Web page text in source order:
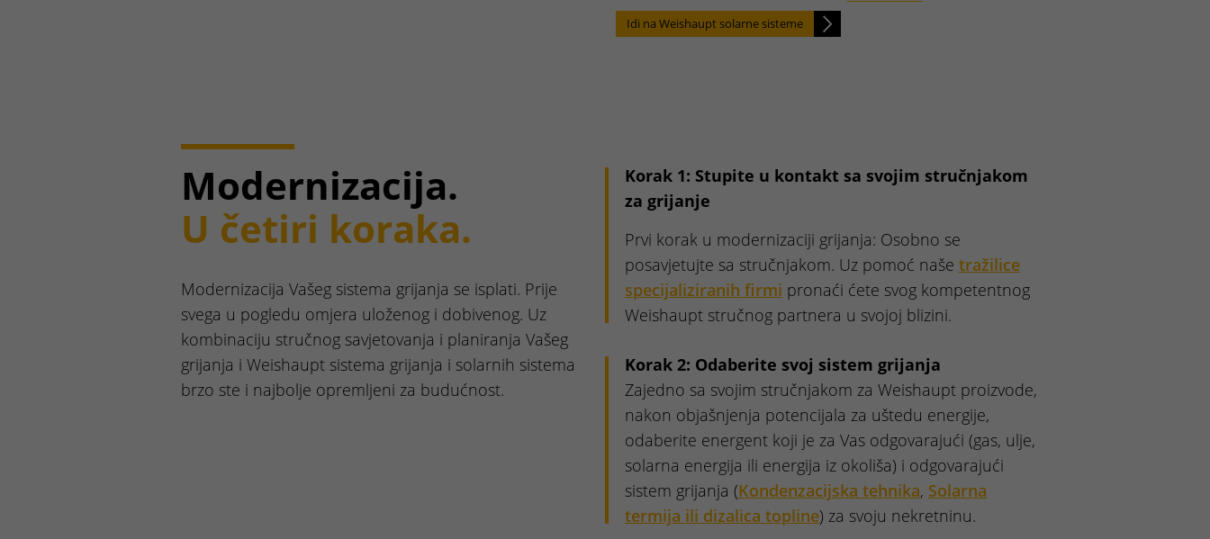
Idi na Weishaupt solarne sisteme
Modernizacija.
U četiri koraka.
Modernizacija Vašeg sistema grijanja se isplati. Prije
svega u pogledu omjera uloženog i dobivenog. Uz
kombinaciju stručnog savjetovanja i planiranja Vašeg
grijanja i Weishaupt sistema grijanja i solarnih sistema
brzo ste i najbolje opremljeni za budućnost.
Korak 1: Stupite u kontakt sa svojim stručnjakom
za grijanje
Prvi korak u modernizaciji grijanja: Osobno se
posavjetujte sa stručnjakom. Uz pomoć naše tražilice
specijaliziranih firmi pronaći ćete svog kompetentnog
Weishaupt stručnog partnera u svojoj blizini.
Korak 2: Odaberite svoj sistem grijanja
Zajedno sa svojim stručnjakom za Weishaupt proizvode,
nakon objašnjenja potencijala za uštedu energije,
odaberite energent koji je za Vas odgovarajući (gas, ulje,
solarna energija ili energija iz okoliša) i odgovarajući
sistem grijanja (Kondenzacijska tehnika, Solarna
termija ili dizalica topline) za svoju nekretninu.